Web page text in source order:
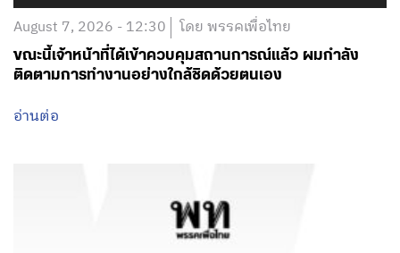
August 7, 2026 - 12:30 โดย พรรคเพื่อไทย
ขณะนี้เจ้าหน้าที่ได้เข้าควบคุมสถานการณ์แล้ว ผมกำลัง
ติดตามการทำงานอย่างใกล้ชิดด้วยตนเอง
อ่านต่อ